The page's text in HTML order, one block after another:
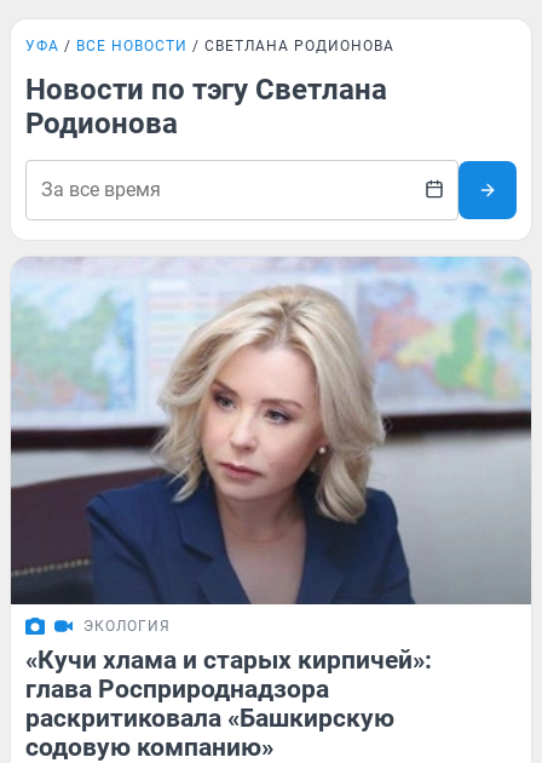
УФА ВСЕ НОВОСТИ СВЕТЛАНА РОДИОНОВА
Новости по тэгу Светлана
Родионова
ЭКОЛОГИЯ
«Кучи хлама и старых кирпичей»:
глава Росприроднадзора
раскритиковала «Башкирскую
содовую компанию»